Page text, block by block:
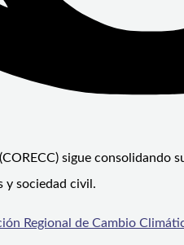
sigue
y sociedad civil.
Regional de Cambio